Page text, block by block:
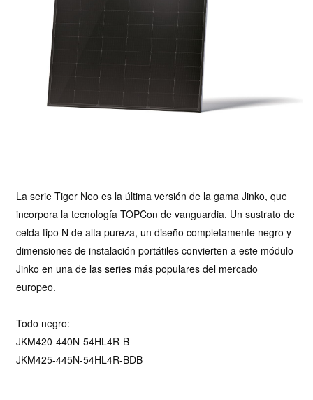
La serie Tiger Neo es la última versión de la gama Jinko, que
incorpora la tecnología TOPCon de vanguardia. Un sustrato de
celda tipo N de alta pureza, un diseño completamente negro y
dimensiones de instalación portátiles convierten a este módulo
Jinko en una de las series más populares del mercado
europeo.
Todo negro:
JKM420-440N-54HL4R-B
JKM425-445N-54HL4R-BDB